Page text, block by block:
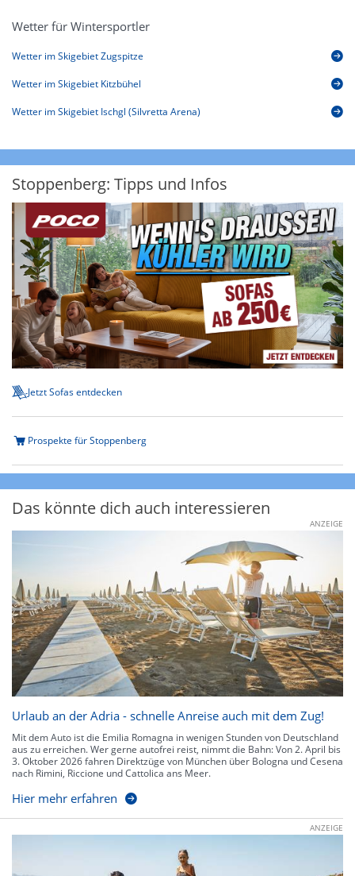
Wetter für Wintersportler
Wetter im Skigebiet Zugspitze
Wetter im Skigebiet Kitzbühel
Wetter im Skigebiet Ischgl (Silvretta Arena)
Stoppenberg: Tipps und Infos
Jetzt Sofas entdecken
Prospekte für Stoppenberg
Das könnte dich auch interessieren
ANZEIGE
Urlaub an der Adria - schnelle Anreise auch mit dem Zug!
Mit dem Auto ist die Emilia Romagna in wenigen Stunden von Deutschland
aus zu erreichen. Wer gerne autofrei reist, nimmt die Bahn: Von 2. April bis
3. Oktober 2026 fahren Direktzüge von München über Bologna und Cesena
nach Rimini, Riccione und Cattolica ans Meer.
Hier mehr erfahren
ANZEIGE